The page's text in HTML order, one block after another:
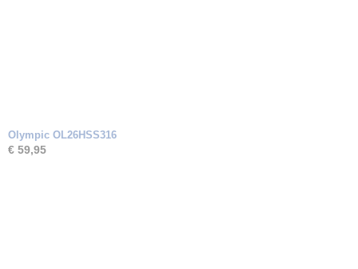
Olympic OL26HSS316
€ 59,95